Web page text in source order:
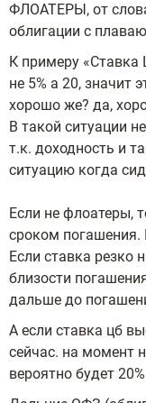
ФЛОАТЕРЫ, от
облигации с
К примеру «Ставка
не 5% а 20, значит
хорошо же? да,
В такой ситуации
т.к. доходность и
ситуацию когда
Если не флоатеры,
сроком погашения.
Если ставка резко
близости
дальше до
А если ставка цб
сейчас. на момент
вероятно будет